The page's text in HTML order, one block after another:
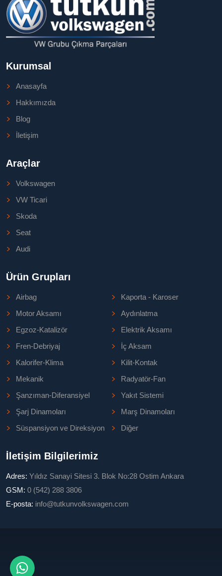
Kurumsal
Anasayfa
Hakkımızda
Blog
İletişim
Araçlar
Volkswagen
VW Ticari
Skoda
Seat
Audi
Ürün Grupları
Airbag
Kaporta - Karoser
Motor Aksamı
Aydınlatma
Egzoz-Katalizör
Elektrik Aksamı
Fren-Debriyaj
İç Aksam
Kalorifer-Klima
Kilit-Kontak
Mekanik
Radyatör-Fan
Şanzıman-Diferansiyel
Yakıt Sistemi
Şarj Dinamoları
Marş Dinamoları
Süspansiyon ve Direksiyon
Diğer
İletişim Bilgilerimiz
Adres: Yıldız Sanayi Sitesi 3. Blok No:28 Ostim Ankara
GSM: 0 (542) 288 3806
E-posta: info@tutkunvolkswagen.com